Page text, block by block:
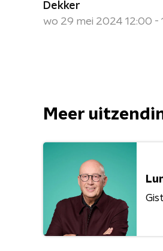
Dekker
wo 29 mei 2024 12:00 -
Meer